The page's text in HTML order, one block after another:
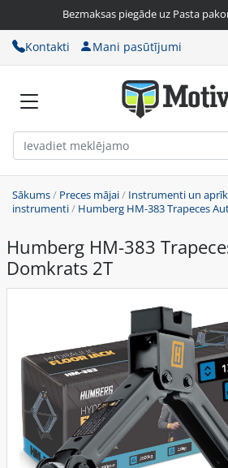
Bezmaksas piegāde uz Pasta
Kontakti Mani pasūtījumi
Sākums/ Preces mājai/ Instrumenti un
instrumenti/ Humberg HM-383 Trapeces
Humberg HM-383
Domkrats 2T